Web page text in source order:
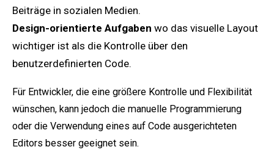
Beiträge in sozialen Medien.
Design-orientierte Aufgaben wo das visuelle Layout
wichtiger ist als die Kontrolle über den
benutzerdefinierten Code.
Für Entwickler, die eine größere Kontrolle und Flexibilität
wünschen, kann jedoch die manuelle Programmierung
oder die Verwendung eines auf Code ausgerichteten
Editors besser geeignet sein.